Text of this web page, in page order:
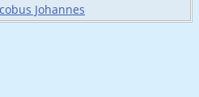
Johannes